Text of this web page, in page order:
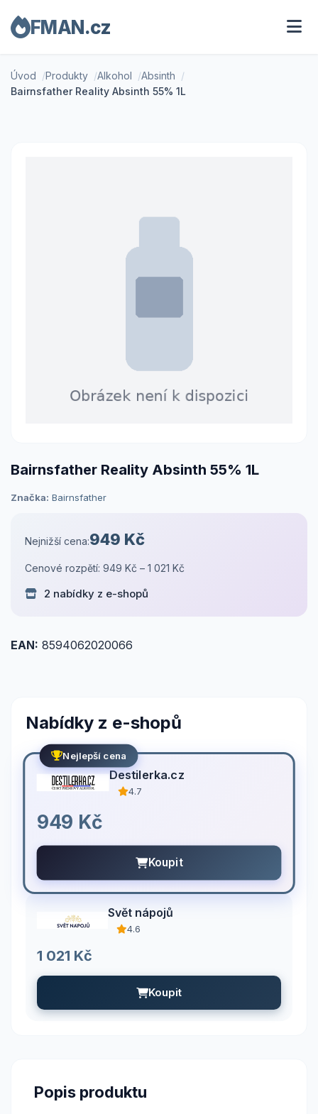
FMAN.cz
Úvod Produkty Alkohol
Absinth
Bairnsfather Reality Absinth 55% 1L
Bairnsfather Reality Absinth 55% 1L
Značka: Bairnsfather
Nejnižší cena:949 Kč
Cenové rozpětí: 949 Kč – 1 021 Kč
2 nabídky z e-shopů
EAN: 8594062020066
Nabídky z e-shopů
Nejlepší cena
Destilerka.cz
4.7
949 Kč
Koupit
Svět nápojů
4.6
1 021 Kč
Koupit
Popis produktu